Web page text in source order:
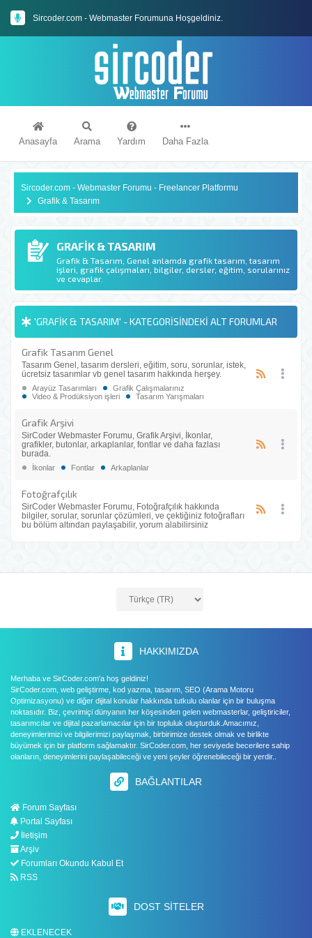
Sircoder.com - Webmaster Forumuna Hoşgeldiniz.
Sircoder.com Webmaster Forumu Kuralları
Anasayfa Arama Yardım Daha Fazla
Sircoder.com - Webmaster Forumu - Freelancer Platformu
Grafik & Tasarım
GRAFIK & TASARIM
Grafik & Tasarım, Genel anlamda grafik tasarım, tasarım
işleri, grafik çalışmaları, bilgiler, dersler, eğitim, sorularınız
ve cevaplar.
'GRAFIK & TASARIM' - KATEGORISINDEKI ALT FORUMLAR
Grafik Tasarım Genel
Tasarım Genel, tasarım dersleri, eğitim, soru, sorunlar, istek,
ücretsiz tasarımlar vb genel tasarım hakkında herşey.
Arayüz Tasarımları
Grafik Çalışmalarınız
Video & Prodüksiyon işleri
Tasarım Yarışmaları
Grafik Arşivi
SirCoder Webmaster Forumu, Grafik Arşivi, İkonlar,
grafikler, butonlar, arkaplanlar, fontlar ve daha fazlası
burada.
İkonlar Fontlar Arkaplanlar
Fotoğrafçılık
SirCoder Webmaster Forumu, Fotoğrafçılık hakkında
bilgiler, sorular, sorunlar çözümleri, ve çektiğiniz fotoğrafları
bu bölüm altından paylaşabilir, yorum alabilirsiniz
HAKKIMIZDA
Merhaba ve SirCoder.com'a hoş geldiniz!
SirCoder.com, web geliştirme, kod yazma, tasarım, SEO (Arama Motoru
Optimizasyonu) ve diğer dijital konular hakkında tutkulu olanlar için bir buluşma
noktasıdır. Biz, çevrimiçi dünyanın her köşesinden gelen webmasterlar, geliştiriciler,
tasarımcılar ve dijital pazarlamacılar için bir topluluk oluşturduk.Amacımız,
deneyimlerimizi ve bilgilerimizi paylaşmak, birbirimize destek olmak ve birlikte
büyümek için bir platform sağlamaktır. SirCoder.com, her seviyede becerilere sahip
olanların, deneyimlerini paylaşabileceği ve yeni şeyler öğrenebileceği bir yerdir..
BAĞLANTILAR
Forum Sayfası
Portal Sayfası
İletişim
Arşiv
Forumları Okundu Kabul Et
RSS
DOST SITELER
EKLENECEK